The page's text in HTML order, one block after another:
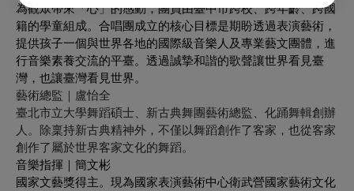
為觀眾帶來「心」的感動，團員由臺中市跨校、跨年齡、跨國
籍的學童組成。合唱團成立的核心目標是期盼透過表演藝術，
提供孩子一個與世界各地的國際級音樂人及專業藝文團體，進
行音樂素養交流的平臺。透過誠摯和諧的歌聲讓世界看見臺
灣，也讓臺灣看見世界。
藝術總監｜盧怡全
臺北市立大學舞蹈碩士、新古典舞團藝術總監、化踊舞輯創辦
人。除稟持新古典精神外，不僅以舞蹈創作了客家，也從客家
創作了屬於世界客家文化的舞蹈。
音樂指揮｜簡文彬
國家文藝獎得主。現為國家表演藝術中心衛武營國家藝術文化